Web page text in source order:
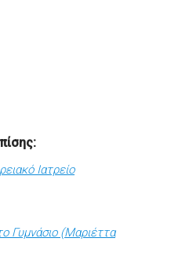
Ιατρείο
Γυμνάσιο (Μαριέττα